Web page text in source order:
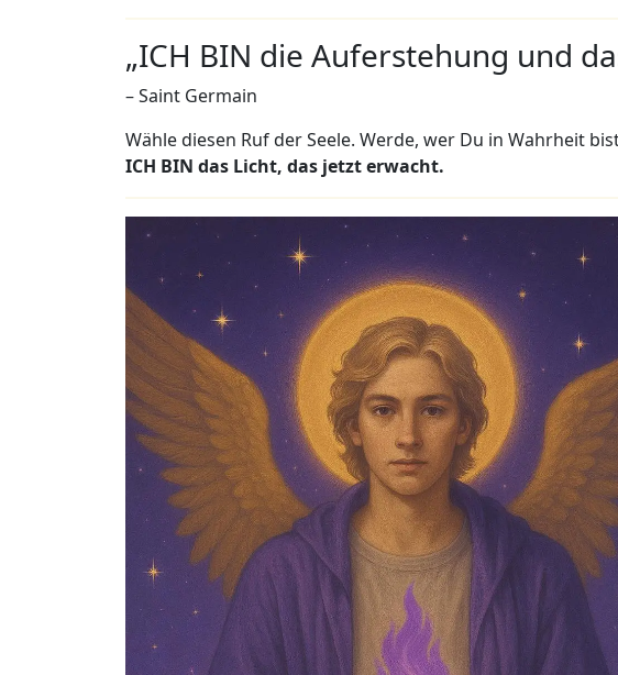
„ICH BIN die Auferstehung und
– Saint Germain
Wähle diesen Ruf der Seele. Werde, wer Du in Wahrheit
ICH BIN das Licht, das jetzt erwacht.